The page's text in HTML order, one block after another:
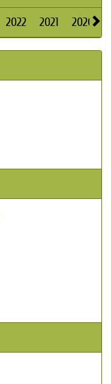
2022 2021 2020